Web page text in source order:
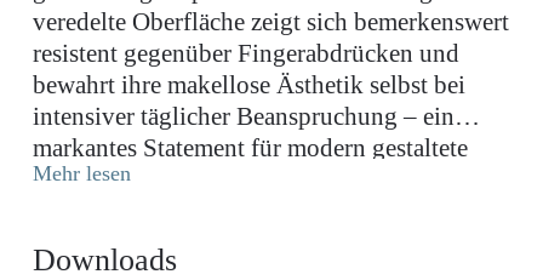
veredelte Oberfläche zeigt sich bemerkenswert
resistent gegenüber Fingerabdrücken und
bewahrt ihre makellose Ästhetik selbst bei
intensiver täglicher Beanspruchung – ein
markantes Statement für modern gestaltete
Küchenbereiche.
Mehr lesen
Downloads